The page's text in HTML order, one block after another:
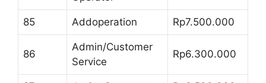
85 Addoperation Rp7.500.000
86
Admin/Customer
Service
Rp6.300.000